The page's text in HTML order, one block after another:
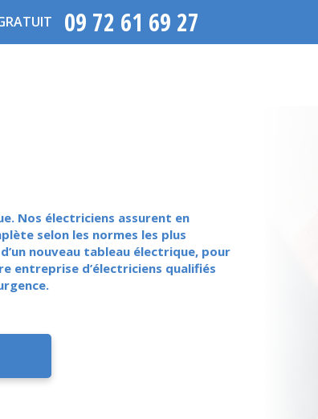
09 72 61 69 27
Nos électriciens assurent en
selon les normes les plus
nouveau tableau électrique, pour
entreprise d’électriciens qualifiés